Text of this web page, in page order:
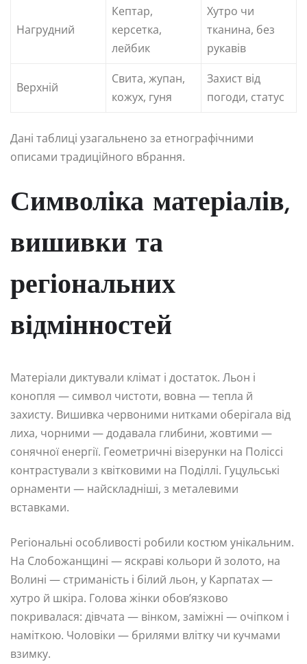
Нагрудний
Кептар,
керсетка,
лейбик
Хутро чи
тканина, без
рукавів
Верхній
Свита, жупан,
кожух, гуня
Захист від
погоди, статус
Дані таблиці узагальнено за етнографічними
описами традиційного вбрання.
Символіка матеріалів,
вишивки та
регіональних
відмінностей
Матеріали диктували клімат і достаток. Льон і
конопля — символ чистоти, вовна — тепла й
захисту. Вишивка червоними нитками оберігала від
лиха, чорними — додавала глибини, жовтими —
сонячної енергії. Геометричні візерунки на Поліссі
контрастували з квітковими на Поділлі. Гуцульські
орнаменти — найскладніші, з металевими
вставками.
Регіональні особливості робили костюм унікальним.
На Слобожанщині — яскраві кольори й золото, на
Волині — стриманість і білий льон, у Карпатах —
хутро й шкіра. Голова жінки обов’язково
покривалася: дівчата — вінком, заміжні — очіпком і
наміткою. Чоловіки — брилями влітку чи кучмами
взимку.